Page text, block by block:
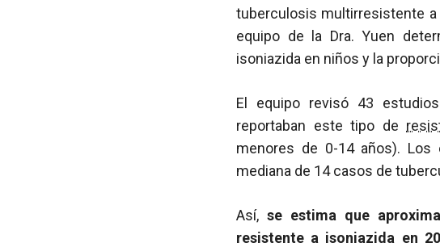
tuberculosis multirresistente
equipo de la Dra. Yuen
isoniazida en niños y la
El equipo revisó 43
reportaban este tipo de
menores de 0-14 años).
mediana de 14 casos de
Así, se estima que
resistente a isoniazida en